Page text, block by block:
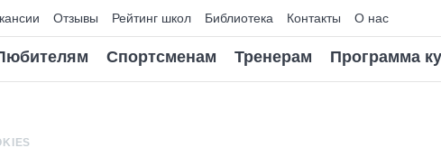
Отзывы Рейтинг школ Библиотека Контакты О нас
Спортсменам Тренерам Программа